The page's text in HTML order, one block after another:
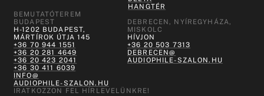
HANGTÉR
BEMUTATÓTEREM
BUDAPEST
H-1202 BUDAPEST,
MÁRTÍROK ÚTJA 145
+36 70 944 1551
+36 20 281 4649
+36 20 423 2041
+36 30 411 6039
INFO@
AUDIOPHILE-SZALON.HU
DEBRECEN, NYÍREGYHÁZA,
MISKOLC
HÍVJON
+36 20 503 7313
DEBRECEN@
AUDIOPHILE-SZALON.HU
IRATKOZZON FEL HÍRLEVELÜNKRE!